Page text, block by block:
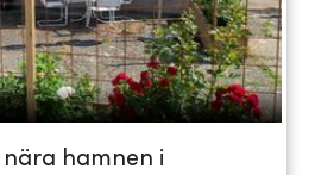
hamnen i